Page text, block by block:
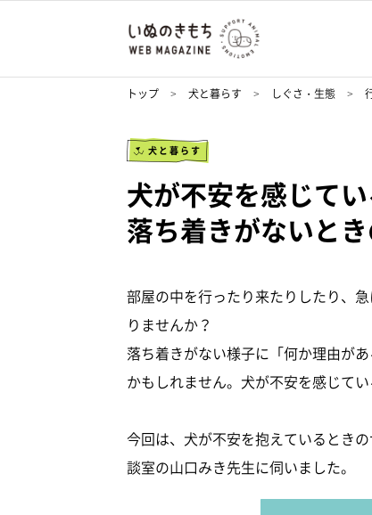
トップ 犬と暮らす しぐさ・生態
犬と暮らす
犬が不安を感じて
落ち着きがないと
部屋の中を行ったり来たりしたり、
りませんか？
落ち着きがない様子に「何か理由が
かもしれません。犬が不安を感じて
今回は、犬が不安を抱えているとき
談室の山口みき先生に伺いました。